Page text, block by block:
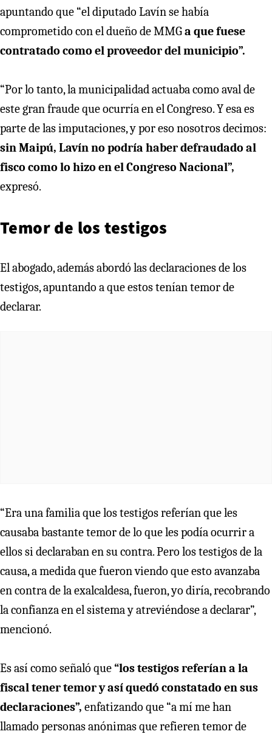
apuntando que “el diputado Lavín se había
comprometido con el dueño de MMGa que fuese
contratado como el proveedor del municipio”.
“Por lo tanto, la municipalidad actuaba como aval de
este gran fraude que ocurría en el Congreso. Y esa es
parte de las imputaciones, y por eso nosotros decimos:
sin Maipú, Lavín no podría haber defraudado al
fisco como lo hizo en el Congreso Nacional”,
expresó.
Temor de los testigos
El abogado, además abordó las declaraciones de los
testigos, apuntando a que estos tenían temor de
declarar.
“Era una familia que los testigos referían que les
causaba bastante temor de lo que les podía ocurrir a
ellos si declaraban en su contra. Pero los testigos de la
causa, a medida que fueron viendo que esto avanzaba
en contra de la exalcaldesa, fueron, yo diría, recobrando
la confianza en el sistema y atreviéndose a declarar”,
mencionó.
Es así como señaló que“los testigos referían a la
fiscal tener temor y así quedó constatado en sus
declaraciones”, enfatizando que “a mí me han
llamado personas anónimas que refieren temor de